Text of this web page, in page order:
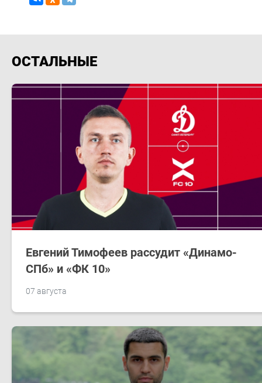
ОСТАЛЬНЫЕ
07 августа
Евгений Тимофеев рассудит «Динамо-
СПб» и «ФК 10»